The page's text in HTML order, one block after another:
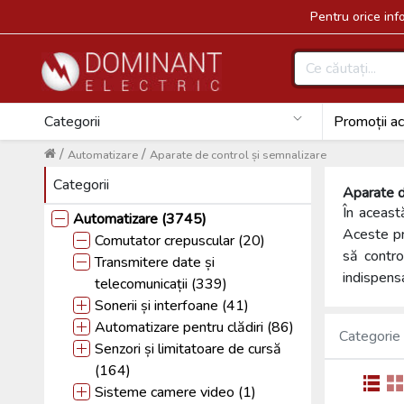
Pentru orice
Categorii Promoții
Aparate de control și semnalizare
/
Automatizare
/
Categorii
Automatizare (3745)
Comutator crepuscular (20)
Transmitere date și
telecomunicații (339)
Sonerii și interfoane (41)
Automatizare pentru clădiri (86)
Senzori și limitatoare de cursă
(164)
Sisteme camere video (1)
Aparate
În
Aceste
să
Categorie